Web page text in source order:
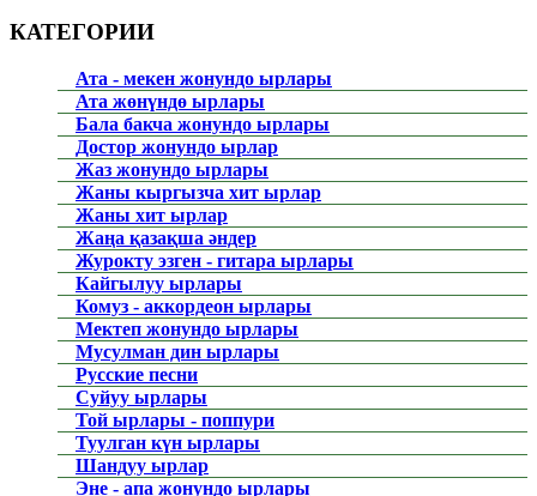
КАТЕГОРИИ
Ата - мекен жонундо ырлары
Ата жөнүндө ырлары
Бала бакча жонундо ырлары
Достор жонундо ырлар
Жаз жонундо ырлары
Жаны кыргызча хит ырлар
Жаны хит ырлар
Жаңа қазақша әндер
Журокту эзген - гитара ырлары
Кайгылуу ырлары
Комуз - аккордеон ырлары
Мектеп жонундо ырлары
Мусулман дин ырлары
Русские песни
Суйуу ырлары
Той ырлары - поппури
Туулган күн ырлары
Шандуу ырлар
Эне - апа жонундо ырлары